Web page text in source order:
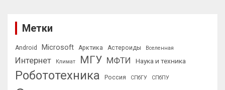
Метки
Android Microsoft Арктика Астероиды Вселенная
Интернет Климат МГУ МФТИ Наука и техника
Робототехника Россия СПбГУ СПбПУ